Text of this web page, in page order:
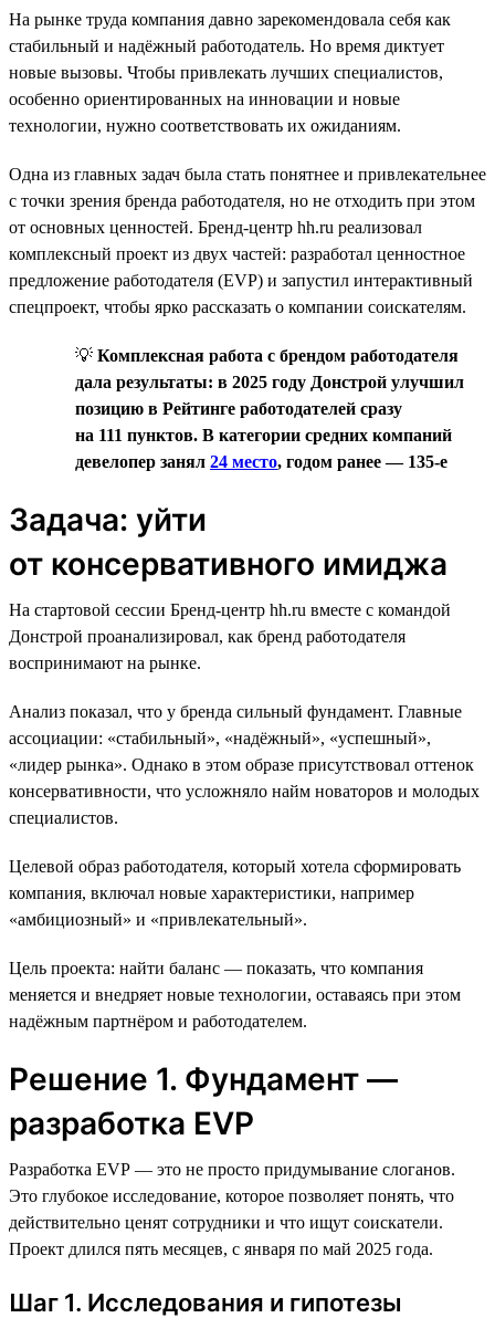
На рынке труда компания давно зарекомендовала себя как
стабильный и надёжный работодатель. Но время диктует
новые вызовы. Чтобы привлекать лучших специалистов,
особенно ориентированных на инновации и новые
технологии, нужно соответствовать их ожиданиям.
Одна из главных задач была стать понятнее и привлекательнее
с точки зрения бренда работодателя, но не отходить при этом
от основных ценностей. Бренд-центр hh.ru реализовал
комплексный проект из двух частей: разработал ценностное
предложение работодателя (EVP) и запустил интерактивный
спецпроект, чтобы ярко рассказать о компании соискателям.
💡 Комплексная работа с брендом работодателя
дала результаты: в 2025 году Донстрой улучшил
позицию в Рейтинге работодателей сразу
на 111 пунктов. В категории средних компаний
девелопер занял 24 место, годом ранее — 135-е
Задача: уйти
от консервативного имиджа
На стартовой сессии Бренд-центр hh.ru вместе с командой
Донстрой проанализировал, как бренд работодателя
воспринимают на рынке.
Анализ показал, что у бренда сильный фундамент. Главные
ассоциации: «стабильный», «надёжный», «успешный»,
«лидер рынка». Однако в этом образе присутствовал оттенок
консервативности, что усложняло найм новаторов и молодых
специалистов.
Целевой образ работодателя, который хотела сформировать
компания, включал новые характеристики, например
«амбициозный» и «привлекательный».
Цель проекта: найти баланс — показать, что компания
меняется и внедряет новые технологии, оставаясь при этом
надёжным партнёром и работодателем.
Решение 1. Фундамент —
разработка EVP
Разработка EVP — это не просто придумывание слоганов.
Это глубокое исследование, которое позволяет понять, что
действительно ценят сотрудники и что ищут соискатели.
Проект длился пять месяцев, с января по май 2025 года.
Шаг 1. Исследования и гипотезы